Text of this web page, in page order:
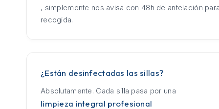
, simplemente nos avisa con 48h de antelación
recogida.
¿Están desinfectadas las sillas?
Absolutamente. Cada silla pasa por una
limpieza integral profesional